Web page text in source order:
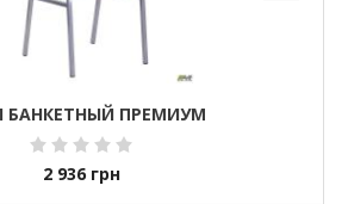
БАНКЕТНЫЙ ПРЕМИУМ
2 936 грн